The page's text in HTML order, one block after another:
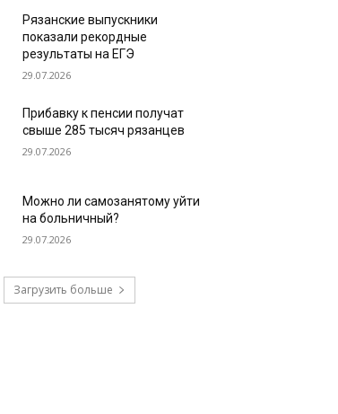
Рязанские выпускники
показали рекордные
результаты на ЕГЭ
29.07.2026
Прибавку к пенсии получат
свыше 285 тысяч рязанцев
29.07.2026
Можно ли самозанятому уйти
на больничный?
29.07.2026
Загрузить больше